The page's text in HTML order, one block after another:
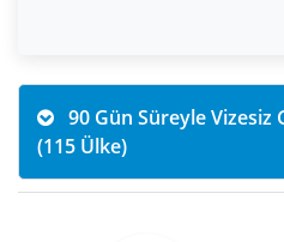
(115 Ülke)